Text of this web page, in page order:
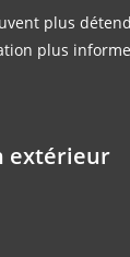
plus
plus
extérieur